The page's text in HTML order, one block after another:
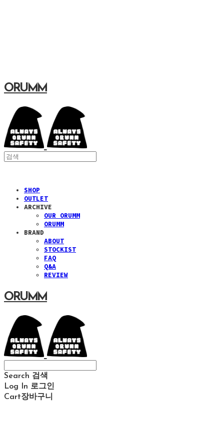
ORUMM
SHOP
OUTLET
ARCHIVE
OUR ORUMM
ORUMM
BRAND
ABOUT
STOCKIST
FAQ
Q&A
REVIEW
ORUMM
Search 검색
Log In 로그인
Cart장바구니